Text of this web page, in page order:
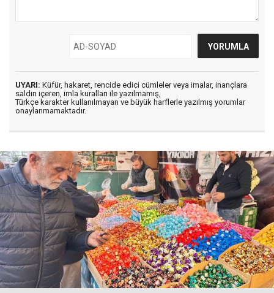
UYARI: Küfür, hakaret, rencide edici cümleler veya imalar, inançlara
saldırı içeren, imla kuralları ile yazılmamış,
Türkçe karakter kullanılmayan ve büyük harflerle yazılmış yorumlar
onaylanmamaktadır.